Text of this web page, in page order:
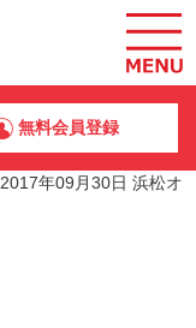
無料会員登録
2017年09月30日 浜松オ